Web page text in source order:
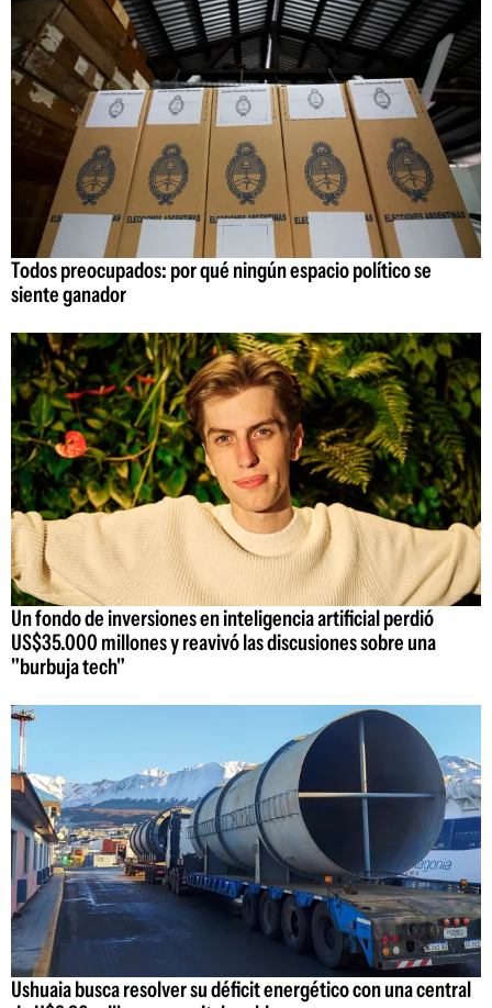
Todos preocupados: por qué ningún espacio político se
siente ganador
Un fondo de inversiones en inteligencia artificial perdió
US$35.000 millones y reavivó las discusiones sobre una
"burbuja tech"
Ushuaia busca resolver su déficit energético con una central